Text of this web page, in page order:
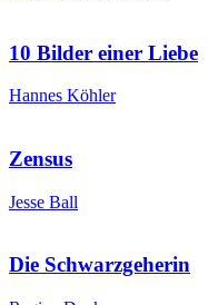
10 Bilder einer Liebe
Hannes Köhler
Zensus
Jesse Ball
Die Schwarzgeherin